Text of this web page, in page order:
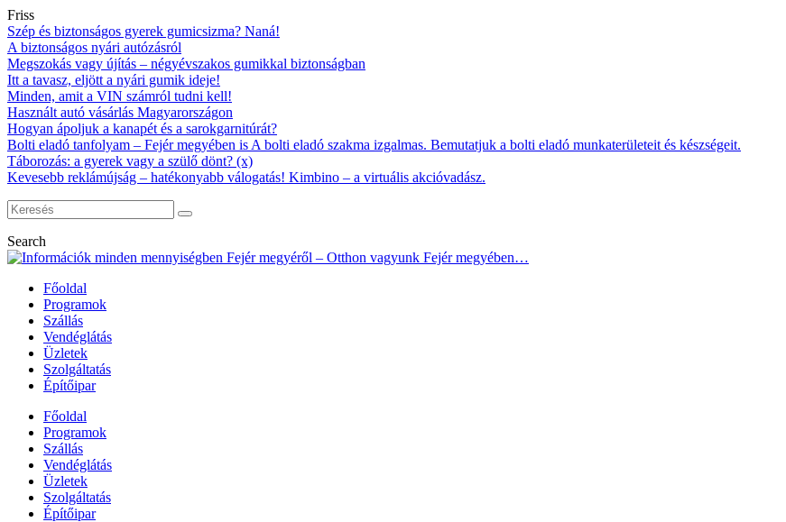
Friss
Szép és biztonságos gyerek gumicsizma? Naná!
A biztonságos nyári autózásról
Megszokás vagy újítás – négyévszakos gumikkal biztonságban
Itt a tavasz, eljött a nyári gumik ideje!
Minden, amit a VIN számról tudni kell!
Használt autó vásárlás Magyarországon
Hogyan ápoljuk a kanapét és a sarokgarnitúrát?
Bolti eladó tanfolyam – Fejér megyében is A bolti eladó szakma izgalmas. Bemutatjuk a bolti eladó munkaterületeit és készségeit.
Táborozás: a gyerek vagy a szülő dönt? (x)
Kevesebb reklámújság – hatékonyabb válogatás! Kimbino – a virtuális akcióvadász.
Search
Főoldal
Programok
Szállás
Vendéglátás
Üzletek
Szolgáltatás
Építőipar
Főoldal
Programok
Szállás
Vendéglátás
Üzletek
Szolgáltatás
Építőipar